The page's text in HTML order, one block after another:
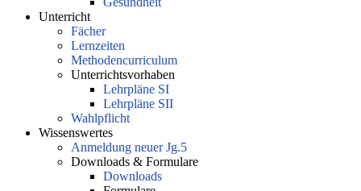
Unterricht
Fächer
Lernzeiten
Methodencurriculum
Unterrichtsvorhaben
Lehrpläne SI
Lehrpläne SII
Wahlpflicht
Wissenswertes
Anmeldung neuer Jg.5
Downloads & Formulare
Downloads